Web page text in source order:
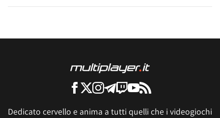
Dedicato cervello e anima a tutti quelli che i videogiochi